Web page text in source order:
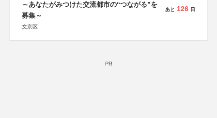
～あなたがみつけた交流都市の“つながる”を
募集～
文京区
あと 126 日
PR